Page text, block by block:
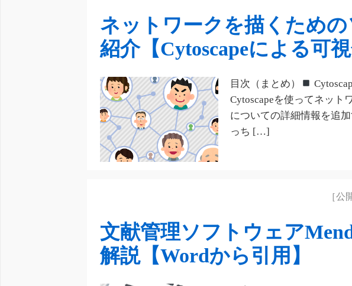
ネットワークを描くため
紹介【Cytoscapeによる可視
目次（まとめ）
Cytoscapeを使ってネット
についての詳細情報を追
っち […]
［公
文献管理ソフトウェア
解説【Wordから引用】